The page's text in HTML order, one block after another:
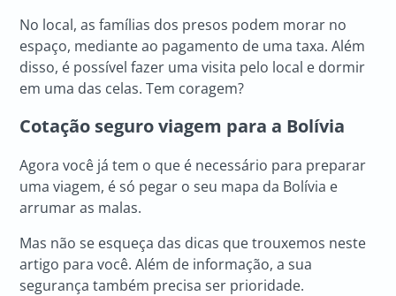
No local, as famílias dos presos podem morar no
espaço, mediante ao pagamento de uma taxa. Além
disso, é possível fazer uma visita pelo local e dormir
em uma das celas. Tem coragem?
Cotação seguro viagem para a Bolívia
Agora você já tem o que é necessário para preparar
uma viagem, é só pegar o seu mapa da Bolívia e
arrumar as malas.
Mas não se esqueça das dicas que trouxemos neste
artigo para você. Além de informação, a sua
segurança também precisa ser prioridade.